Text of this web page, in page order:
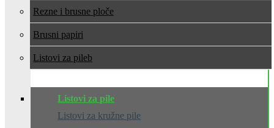
Rezne i brusne ploče
Brusni papiri
Listovi za pile
Listovi za pile
Listovi za kružne pile